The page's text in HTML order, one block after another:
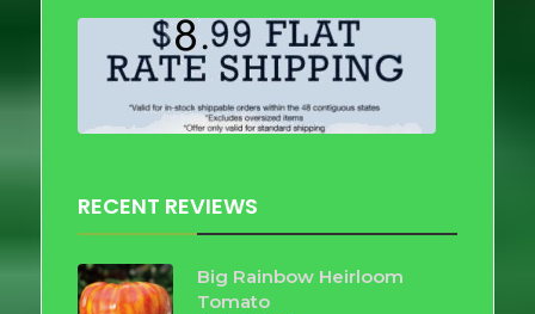
RECENT REVIEWS
Big Rainbow Heirloom
Tomato